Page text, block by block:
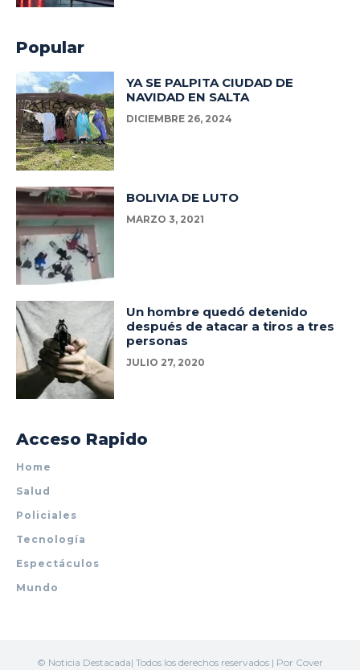
Popular
YA SE PALPITA CIUDAD DE
NAVIDAD EN SALTA
DICIEMBRE 26, 2024
BOLIVIA DE LUTO
MARZO 3, 2021
Un hombre quedó detenido
después de atacar a tiros a tres
personas
JULIO 27, 2020
Acceso Rapido
Home
Salud
Policiales
Tecnología
Espectáculos
Mundo
© Noticia Destacada| Todos los derechos reservados | Por Cover